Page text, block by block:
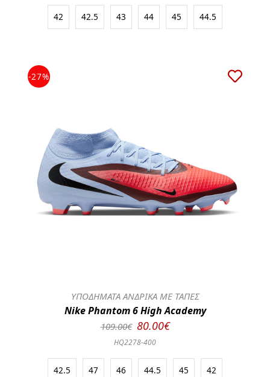
42 42.5 43 44 45 44.5
-27%
ΥΠΟΔΗΜΑΤΑ ΑΝΔΡΙΚΑ ΜΕ ΤΑΠΕΣ
Nike Phantom 6 High Academy
109.00€ 80.00€
HQ2278-400
42.5 47 46 44.5 45 42